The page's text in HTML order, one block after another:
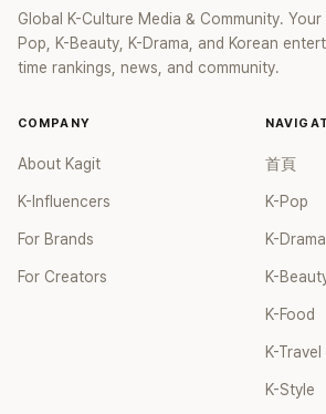
Global K-Culture Media & Community.
Pop, K-Beauty, K-Drama, and Korean
time rankings, news, and community.
COMPANY
About Kagit
K-Influencers
For Brands
For Creators
首頁
K-Pop
K-Drama
K-
K-Food
K-Travel
K-Style